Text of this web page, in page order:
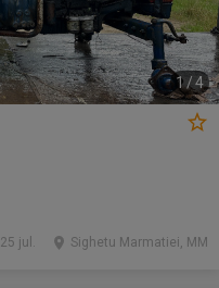
1 /4
Sighetu Marmatiei, MM
25 jul.